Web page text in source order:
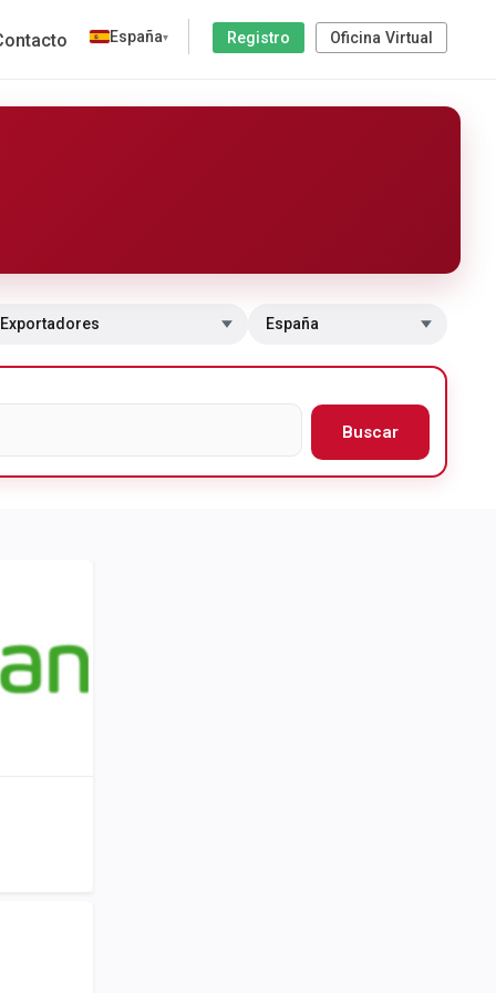
Registro Oficina Virtual
España▾
sección Cambiar de país
Buscar